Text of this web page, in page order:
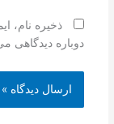
ذخیره نام،
دوباره دیدگاهی